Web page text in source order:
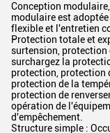
Conception
modulaire est
flexible et l'entretien
Protection totale et
surtension, protection
surchargez la
protection, protection
protection de la
protection de
opération de
d'empêchement.
Structure simple :